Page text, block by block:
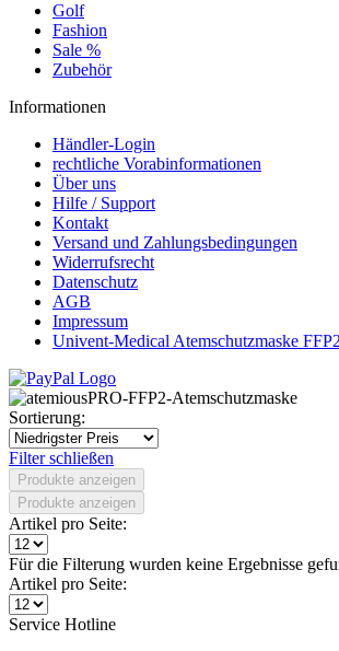
Golf
Fashion
Sale %
Zubehör
Informationen
Händler-Login
rechtliche Vorabinformationen
Über uns
Hilfe / Support
Kontakt
Versand und Zahlungsbedingungen
Widerrufsrecht
Datenschutz
AGB
Impressum
Univent-Medical Atemschutzmaske
Sortierung:
Filter schließen
Produkte anzeigen
Produkte anzeigen
Artikel pro Seite:
Für die Filterung wurden keine Ergebnisse
Artikel pro Seite:
Service Hotline